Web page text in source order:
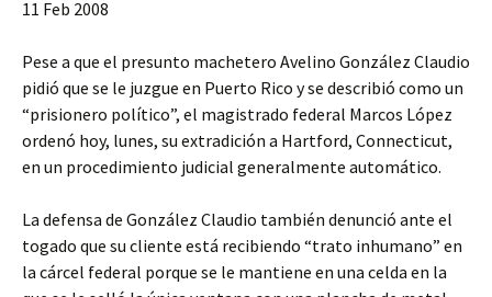
11 Feb 2008
Pese a que el presunto machetero Avelino González Claudio
pidió que se le juzgue en Puerto Rico y se describió como un
“prisionero político”, el magistrado federal Marcos López
ordenó hoy, lunes, su extradición a Hartford, Connecticut,
en un procedimiento judicial generalmente automático.
La defensa de González Claudio también denunció ante el
togado que su cliente está recibiendo “trato inhumano” en
la cárcel federal porque se le mantiene en una celda en la